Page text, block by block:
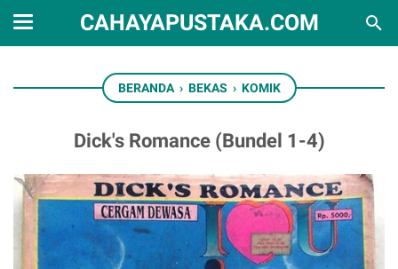
CAHAYAPUSTAKA.COM
BERANDA › BEKAS › KOMIK
Dick's Romance (Bundel 1-4)